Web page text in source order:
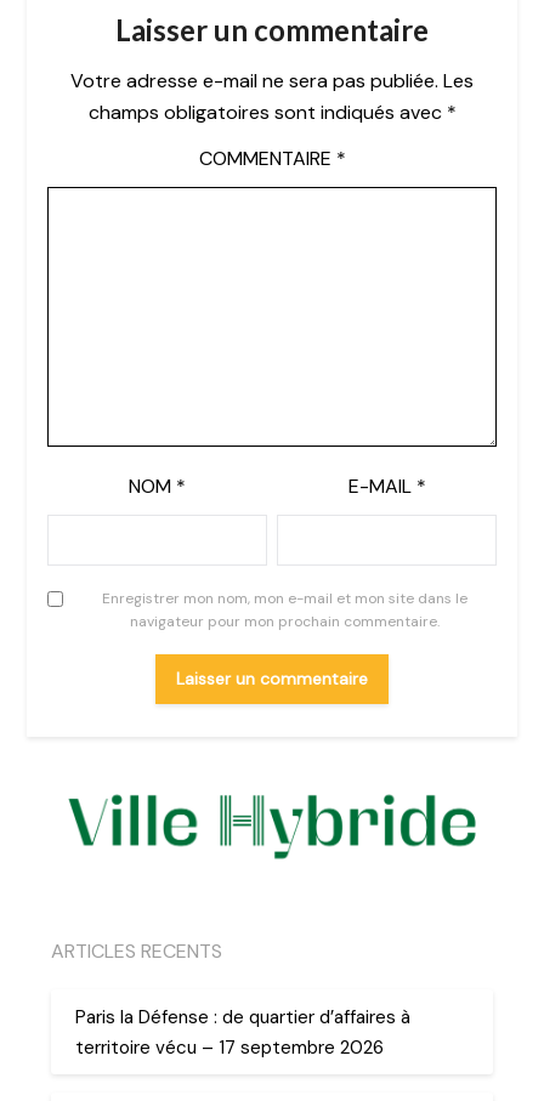
Laisser un commentaire
Votre adresse e-mail ne sera pas publiée. Les
champs obligatoires sont indiqués avec *
COMMENTAIRE *
NOM * E-MAIL *
Enregistrer mon nom, mon e-mail et mon site dans le
navigateur pour mon prochain commentaire.
ARTICLES RECENTS
Paris la Défense : de quartier d’affaires à
territoire vécu – 17 septembre 2026